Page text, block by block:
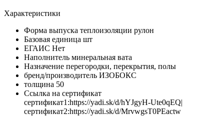
Характеристики
Форма выпуска теплоизоляции рулон
Базовая единица шт
ЕГАИС Нет
Наполнитель минеральная вата
Назначение перегородки, перекрытия, полы
бренд/производитель ИЗОБОКС
толщина 50
Ссылка на сертификат
сертификат1:https://yadi.sk/d/hYJgyH-Ute0qEQ|
сертификат2:https://yadi.sk/d/MrvwgsT0PEactw